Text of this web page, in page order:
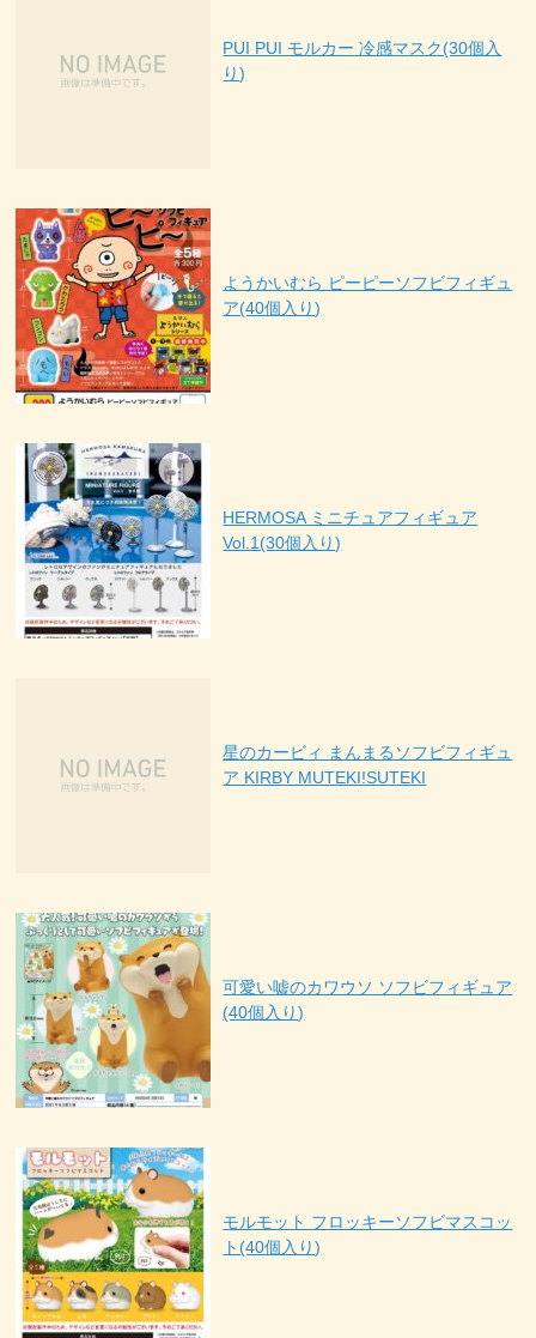
PUI PUI モルカー 冷感マスク(30個入
り)
ようかいむら ピーピーソフビフィギュ
ア(40個入り)
HERMOSA ミニチュアフィギュア
Vol.1(30個入り)
星のカービィ まんまるソフビフィギュ
ア KIRBY MUTEKI!SUTEKI
可愛い嘘のカワウソ ソフビフィギュア
(40個入り)
モルモット フロッキーソフビマスコッ
ト(40個入り)